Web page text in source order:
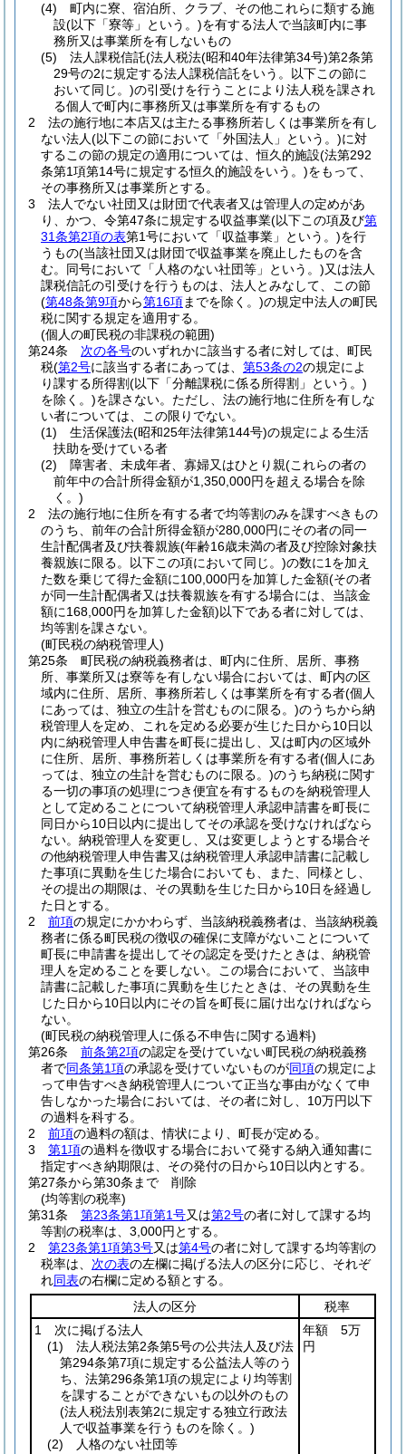
(4)
町内に寮、宿泊所、クラブ、その他これらに類する施
設(以下「寮等」という。)を有する法人で当該町内に事
務所又は事業所を有しないもの
(5)
法人課税信託(法人税法(昭和40年法律第34号)第2条第
29号の2に規定する法人課税信託をいう。以下この節に
おいて同じ。)の引受けを行うことにより法人税を課され
る個人で町内に事務所又は事業所を有するもの
2
法の施行地に本店又は主たる事務所若しくは事業所を有し
ない法人(以下この節において「外国法人」という。)に対
するこの節の規定の適用については、恒久的施設(法第292
条第1項第14号に規定する恒久的施設をいう。)をもって、
その事務所又は事業所とする。
3
法人でない社団又は財団で代表者又は管理人の定めがあ
り、かつ、令第47条に規定する収益事業(以下この項及び第
31条第2項の表第1号において「収益事業」という。)を行
うもの(当該社団又は財団で収益事業を廃止したものを含
む。同号において「人格のない社団等」という。)又は法人
課税信託の引受けを行うものは、法人とみなして、この節
(第48条第9項から第16項までを除く。)の規定中法人の町民
税に関する規定を適用する。
(個人の町民税の非課税の範囲)
第24条
次の各号のいずれかに該当する者に対しては、町民
税(第2号に該当する者にあっては、 第53条の2の規定によ
り課する所得割(以下「分離課税に係る所得割」という。)
を除く。)を課さない。 ただし、法の施行地に住所を有しな
い者については、この限りでない。
(1)
生活保護法(昭和25年法律第144号)の規定による生活
扶助を受けている者
(2)
障害者、未成年者、寡婦又はひとり親(これらの者の
前年中の合計所得金額が1,350,000円を超える場合を除
く。)
2
法の施行地に住所を有する者で均等割のみを課すべきもの
のうち、前年の合計所得金額が280,000円にその者の同一
生計配偶者及び扶養親族(年齢16歳未満の者及び控除対象扶
養親族に限る。以下この項において同じ。)の数に1を加え
た数を乗じて得た金額に100,000円を加算した金額(その者
が同一生計配偶者又は扶養親族を有する場合には、当該金
額に168,000円を加算した金額)以下である者に対しては、
均等割を課さない。
(町民税の納税管理人)
第25条
町民税の納税義務者は、町内に住所、居所、事務
所、事業所又は寮等を有しない場合においては、町内の区
域内に住所、居所、事務所若しくは事業所を有する者(個人
にあっては、独立の生計を営むものに限る。)のうちから納
税管理人を定め、これを定める必要が生じた日から10日以
内に納税管理人申告書を町長に提出し、又は町内の区域外
に住所、居所、事務所若しくは事業所を有する者(個人にあ
っては、独立の生計を営むものに限る。)のうち納税に関す
る一切の事項の処理につき便宜を有するものを納税管理人
として定めることについて納税管理人承認申請書を町長に
同日から10日以内に提出してその承認を受けなければなら
ない。 納税管理人を変更し、又は変更しようとする場合そ
の他納税管理人申告書又は納税管理人承認申請書に記載し
た事項に異動を生じた場合においても、また、同様とし、
その提出の期限は、その異動を生じた日から10日を経過し
た日とする。
2
前項の規定にかかわらず、当該納税義務者は、当該納税義
務者に係る町民税の徴収の確保に支障がないことについて
町長に申請書を提出してその認定を受けたときは、納税管
理人を定めることを要しない。
この場合において、当該申
請書に記載した事項に異動を生じたときは、その異動を生
じた日から10日以内にその旨を町長に届け出なければなら
ない。
(町民税の納税管理人に係る不申告に関する過料)
第26条
前条第2項の認定を受けていない町民税の納税義務
者で同条第1項の承認を受けていないものが同項の規定によ
って申告すべき納税管理人について正当な事由がなくて申
告しなかった場合においては、その者に対し、10万円以下
の過料を科する。
2
前項の過料の額は、情状により、町長が定める。
3
第1項の過料を徴収する場合において発する納入通知書に
指定すべき納期限は、その発付の日から10日以内とする。
第27条から第30条まで
削除
(均等割の税率)
第31条
第23条第1項第1号又は第2号の者に対して課する均
等割の税率は、3,000円とする。
2
第23条第1項第3号又は第4号の者に対して課する均等割の
税率は、 次の表の左欄に掲げる法人の区分に応じ、それぞ
れ同表の右欄に定める額とする。
法人の区分
税率
1 次に掲げる法人
(1) 法人税法第2条第5号の公共法人及び法
第294条第7項に規定する公益法人等のう
ち、法第296条第1項の規定により均等割
を課することができないもの以外のもの
(法人税法別表第2に規定する独立行政法
人で収益事業を行うものを除く。)
(2) 人格のない社団等
年額 5万
円